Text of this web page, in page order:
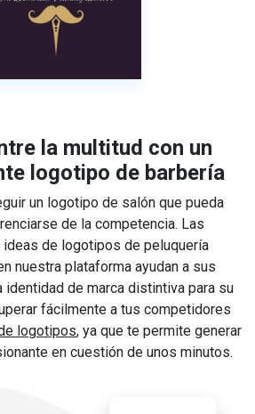
la multitud con un
logotipo de barbería
un logotipo de salón que pueda
de la competencia. Las
de logotipos de peluquería
nuestra plataforma ayudan a sus
identidad de marca distintiva para su
fácilmente a tus competidores
logotipos, ya que te permite generar
en cuestión de unos minutos.